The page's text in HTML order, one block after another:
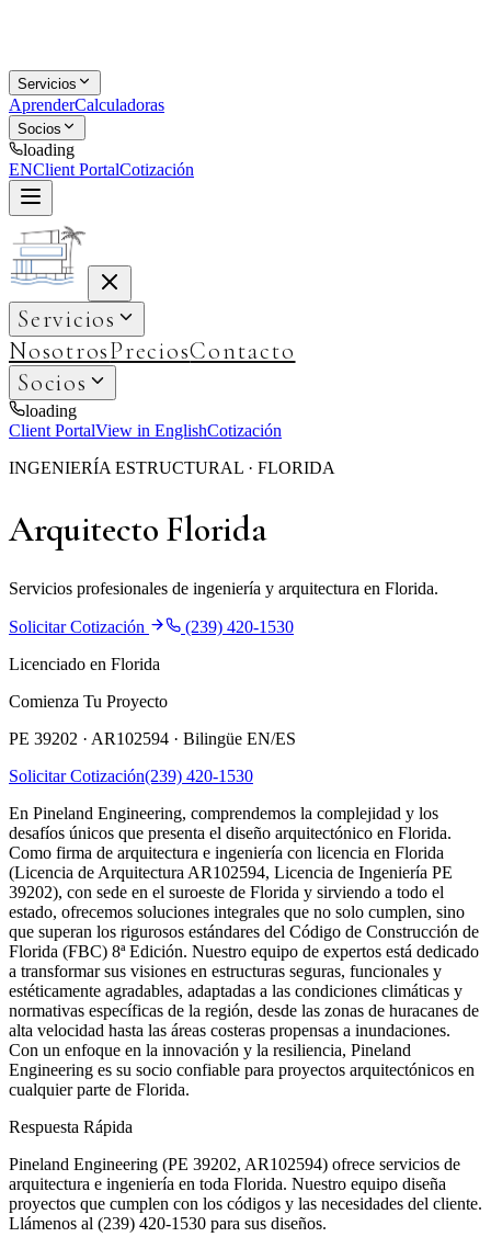
Servicios
AprenderCalculadoras
Socios
loading
ENClient PortalCotización
Servicios
NosotrosPreciosContacto
Socios
loading
Client PortalView in EnglishCotización
INGENIERÍA ESTRUCTURAL · FLORIDA
Arquitecto Florida
Servicios profesionales de ingeniería y arquitectura en Florida.
Solicitar Cotización
(239) 420-1530
Licenciado en Florida
Comienza Tu Proyecto
PE 39202 · AR102594 · Bilingüe EN/ES
Solicitar Cotización(239) 420-1530
En Pineland Engineering, comprendemos la complejidad y los
desafíos únicos que presenta el diseño arquitectónico en Florida.
Como firma de arquitectura e ingeniería con licencia en Florida
(Licencia de Arquitectura AR102594, Licencia de Ingeniería PE
39202), con sede en el suroeste de Florida y sirviendo a todo el
estado, ofrecemos soluciones integrales que no solo cumplen, sino
que superan los rigurosos estándares del Código de Construcción de
Florida (FBC) 8ª Edición. Nuestro equipo de expertos está dedicado
a transformar sus visiones en estructuras seguras, funcionales y
estéticamente agradables, adaptadas a las condiciones climáticas y
normativas específicas de la región, desde las zonas de huracanes de
alta velocidad hasta las áreas costeras propensas a inundaciones.
Con un enfoque en la innovación y la resiliencia, Pineland
Engineering es su socio confiable para proyectos arquitectónicos en
cualquier parte de Florida.
Respuesta Rápida
Pineland Engineering (PE 39202, AR102594) ofrece servicios de
arquitectura e ingeniería en toda Florida. Nuestro equipo diseña
proyectos que cumplen con los códigos y las necesidades del cliente.
Llámenos al (239) 420-1530 para sus diseños.